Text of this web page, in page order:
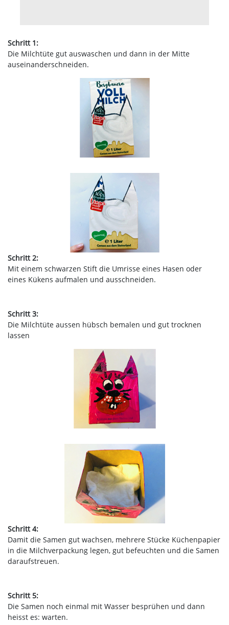
Schritt 1:
Die Milchtüte gut auswaschen und dann in der Mitte
auseinanderschneiden.
Schritt 2:
Mit einem schwarzen Stift die Umrisse eines Hasen oder
eines Kükens aufmalen und ausschneiden.
Schritt 3:
Die Milchtüte aussen hübsch bemalen und gut trocknen
lassen
Schritt 4:
Damit die Samen gut wachsen, mehrere Stücke Küchenpapier
in die Milchverpackung legen, gut befeuchten und die Samen
daraufstreuen.
Schritt 5:
Die Samen noch einmal mit Wasser besprühen und dann
heisst es: warten.